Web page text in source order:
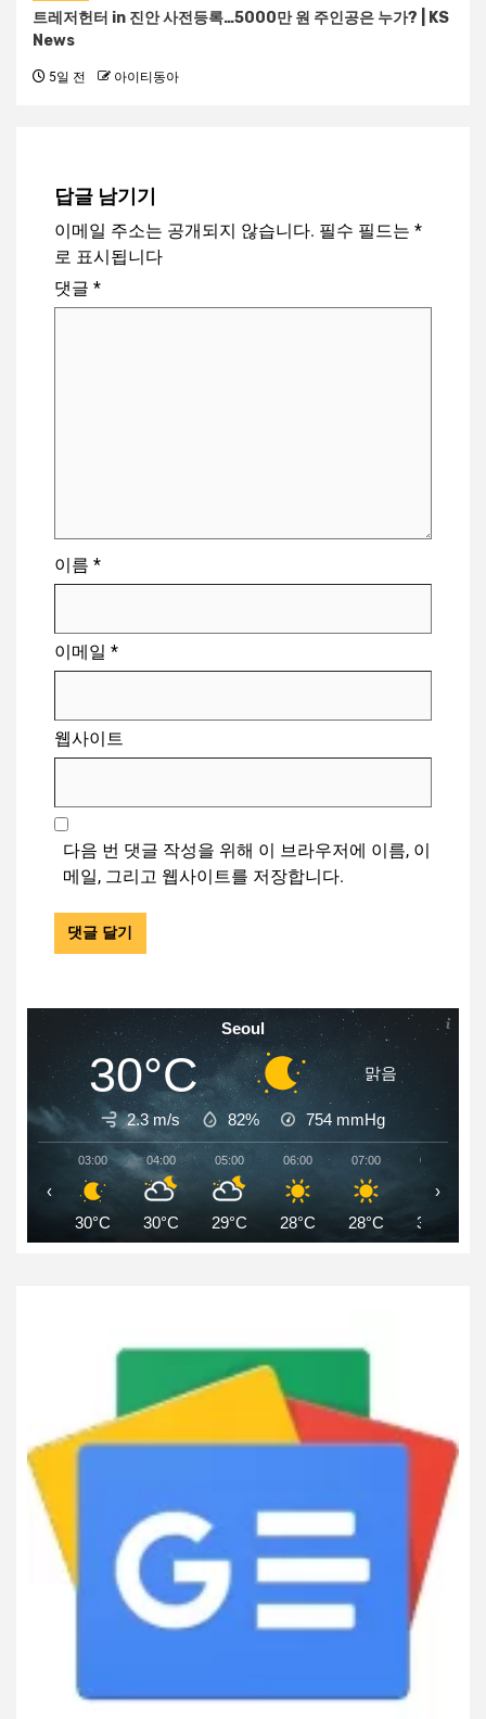
트레저헌터 in 진안 사전등록…5000만 원 주인공은 누가? | KS
News
5일 전 아이티동아
답글 남기기
이메일 주소는 공개되지 않습니다. 필수 필드는 *
로 표시됩니다
댓글 *
이름 *
이메일 *
웹사이트
다음 번 댓글 작성을 위해 이 브라우저에 이름, 이
메일, 그리고 웹사이트를 저장합니다.
Seoul
30°C 맑음
2.3 m/s 82% 754 mmHg
03:00
30°C
04:00
30°C
05:00
29°C
06:00
28°C
07:00
28°C
08:00
30°C
‹ ›